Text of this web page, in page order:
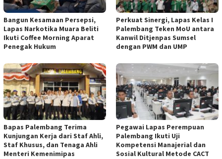
Bangun Kesamaan Persepsi,
Lapas Narkotika Muara Beliti
Ikuti Coffee Morning Aparat
Penegak Hukum
Perkuat Sinergi, Lapas Kelas I
Palembang Teken MoU antara
Kanwil Ditjenpas Sumsel
dengan PWM dan UMP
Bapas Palembang Terima
Kunjungan Kerja dari Staf Ahli,
Staf Khusus, dan Tenaga Ahli
Menteri Kemenimipas
Pegawai Lapas Perempuan
Palembang Ikuti Uji
Kompetensi Manajerial dan
Sosial Kultural Metode CACT